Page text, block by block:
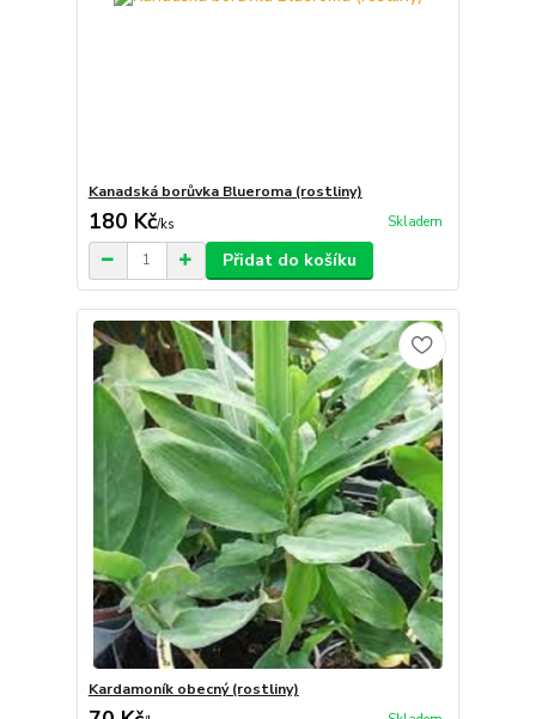
Kanadská borůvka Blueroma (rostliny)
180 Kč/ks Skladem
Přidat do košíku
Kardamoník obecný (rostliny)